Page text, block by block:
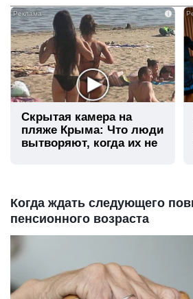
i
Скрытая камера на
пляже Крыма: Что люди
вытворяют, когда их не
Когда ждать следующего
пенсионного возраста